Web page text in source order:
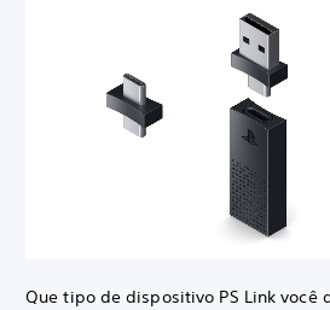
Que tipo de dispositivo PS Link você